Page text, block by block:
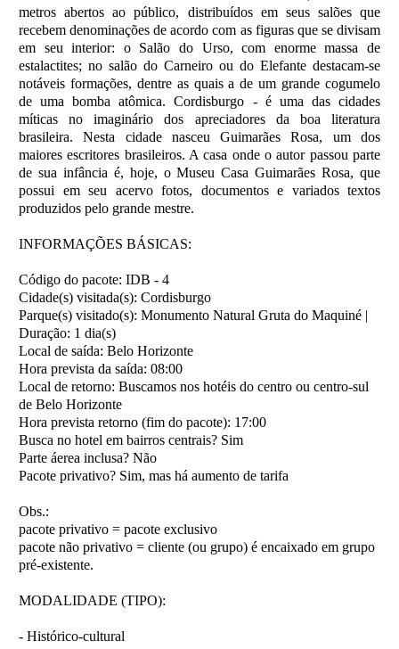
metros abertos ao público, distribuídos em seus salões que
recebem denominações de acordo com as figuras que se divisam
em seu interior: o Salão do Urso, com enorme massa de
estalactites; no salão do Carneiro ou do Elefante destacam-se
notáveis formações, dentre as quais a de um grande cogumelo
de uma bomba atômica. Cordisburgo - é uma das cidades
míticas no imaginário dos apreciadores da boa literatura
brasileira. Nesta cidade nasceu Guimarães Rosa, um dos
maiores escritores brasileiros. A casa onde o autor passou parte
de sua infância é, hoje, o Museu Casa Guimarães Rosa, que
possui em seu acervo fotos, documentos e variados textos
produzidos pelo grande mestre.
INFORMAÇÕES BÁSICAS:
Código do pacote: IDB - 4
Cidade(s) visitada(s): Cordisburgo
Parque(s) visitado(s): Monumento Natural Gruta do Maquiné |
Duração: 1 dia(s)
Local de saída: Belo Horizonte
Hora prevista da saída: 08:00
Local de retorno: Buscamos nos hotéis do centro ou centro-sul
de Belo Horizonte
Hora prevista retorno (fim do pacote): 17:00
Busca no hotel em bairros centrais? Sim
Parte áerea inclusa? Não
Pacote privativo? Sim, mas há aumento de tarifa
Obs.:
pacote privativo = pacote exclusivo
pacote não privativo = cliente (ou grupo) é encaixado em grupo
pré-existente.
MODALIDADE (TIPO):
- Histórico-cultural